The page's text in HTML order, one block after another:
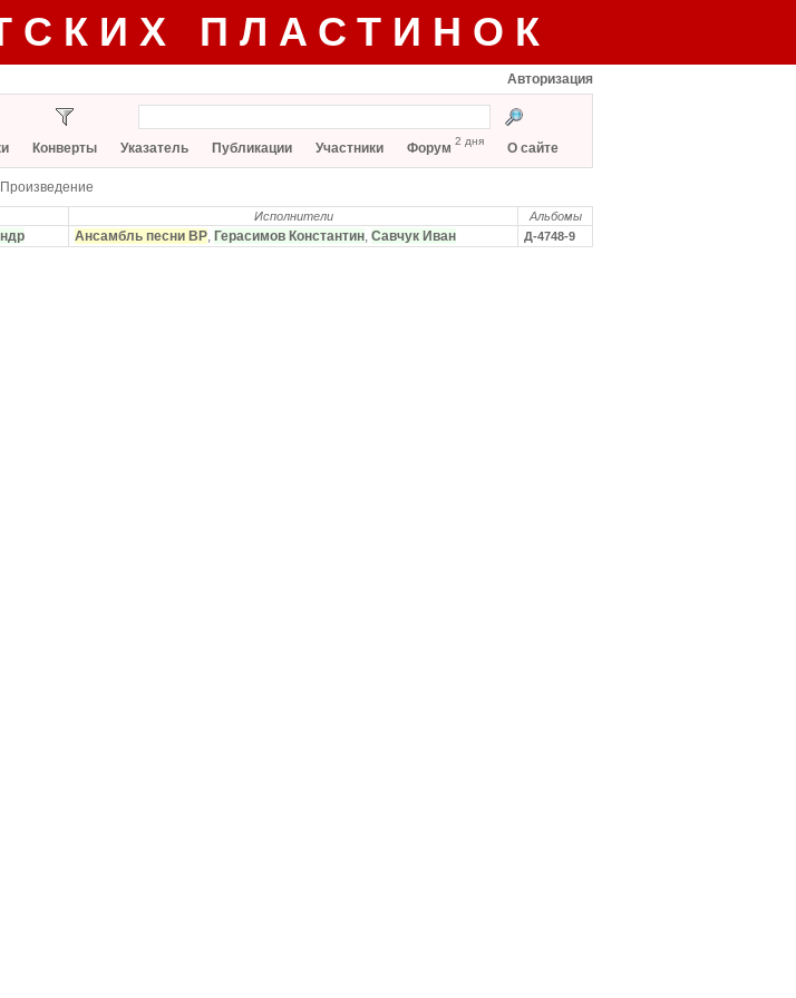
ПЛАСТИНОК
Авторизация
Конверты Указатель Публикации Участники Форум 2 дня О сайте
Произведение
Исполнители Альбомы
Ансамбль песни ВР, Герасимов Константин, Савчук Иван Д-4748-9